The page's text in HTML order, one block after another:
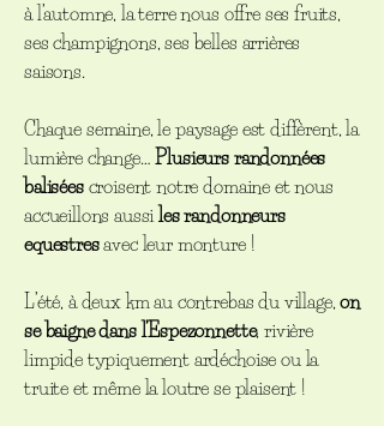
à l’automne, la terre nous offre ses fruits,
ses champignons, ses belles arrières
saisons.
Chaque semaine, le paysage est diffèrent, la
lumière change…Plusieurs randonnées
baliséescroisent notre domaine et nous
accueillons aussiles randonneurs
equestresavec leur monture !
L’été, à deux km au contrebas du village,on
se baigne dans l’Espezonnette, rivière
limpide typiquement ardéchoise ou la
truite et même la loutre se plaisent !